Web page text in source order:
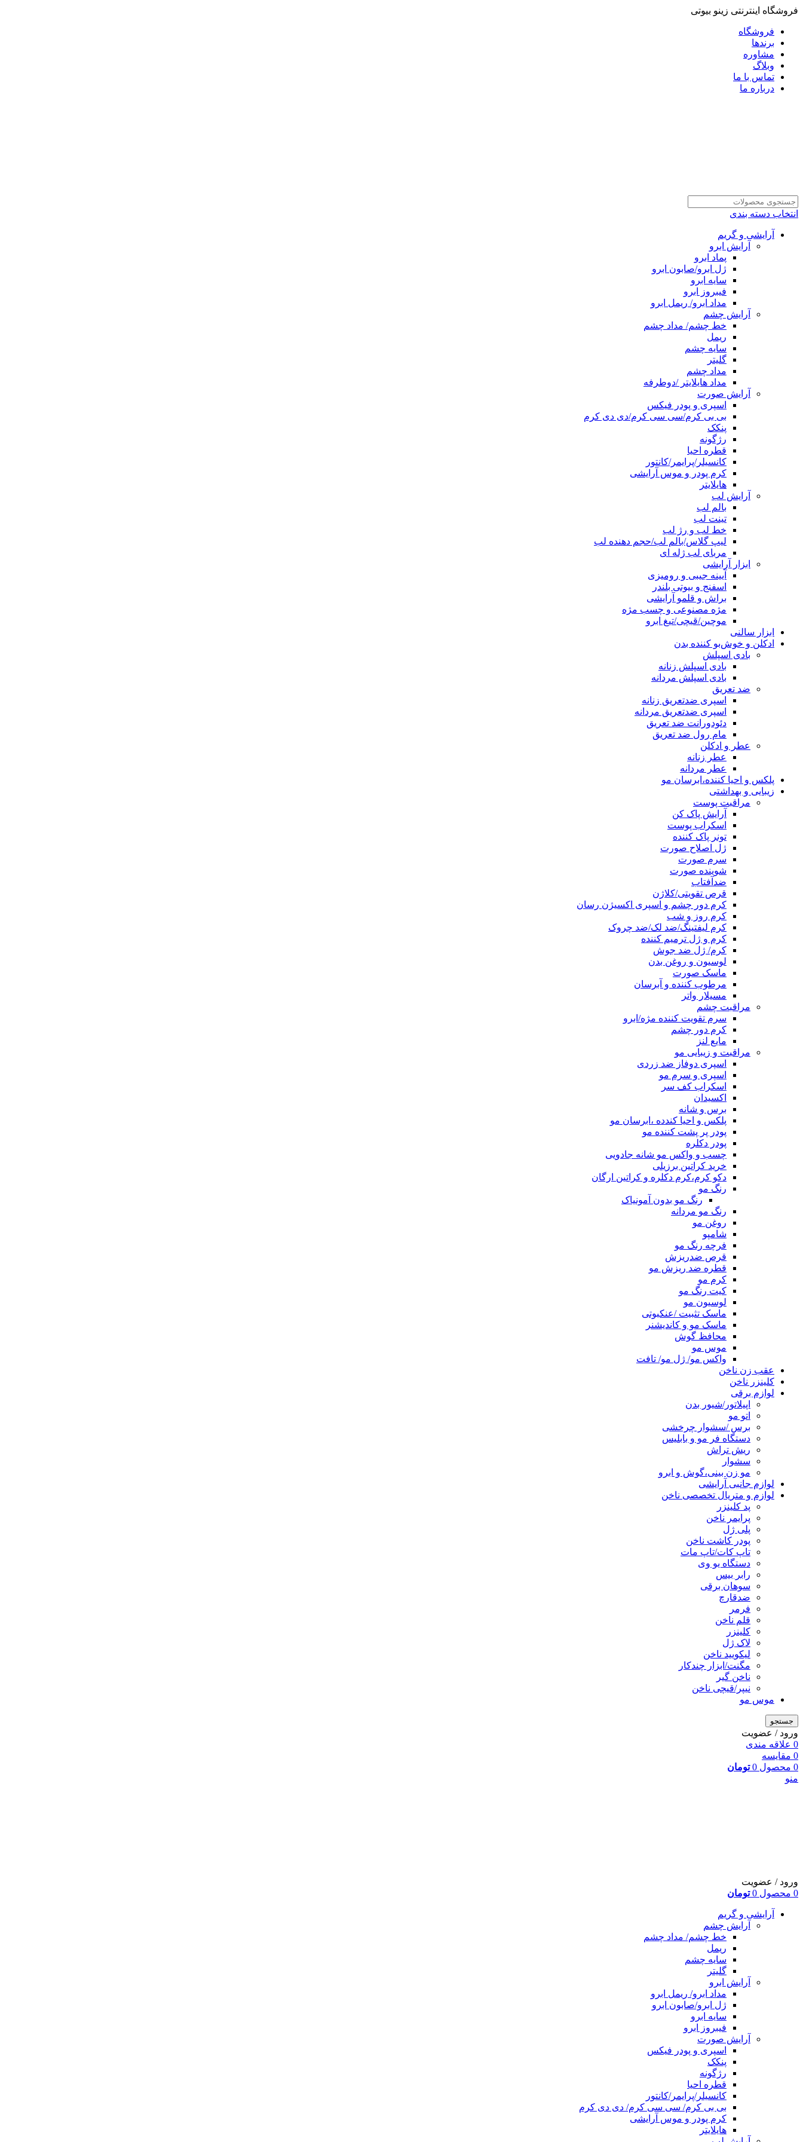
فروشگاه اینترنتی زینو بیوتی
فروشگاه
برندها
مشاوره
وبلاگ
تماس با ما
درباره ما
انتخاب دسته بندی
آرایشی و گریم
آرایش ابرو
پماد ابرو
ژل ابرو/صابون ابرو
سایه ابرو
فیبروز ابرو
مداد ابرو/ ریمل ابرو
آرایش چشم
خط چشم/ مداد چشم
ریمل
سایه چشم
گلیتر
مداد چشم
مداد هایلایتر /دوطرفه
آرایش صورت
اسپری و پودر فیکس
بی بی کرم/سی سی کرم/دی دی کرم
پنکک
رژگونه
قطره احیا
کانسیلر/پرایمر/کانتور
کرم پودر و موس آرایشی
هایلایتر
آرایش لب
بالم لب
تینت لب
خط لب و رژ لب
لیپ گلاس/بالم لب/حجم دهنده لب
مربای لب ژله ای
ابزار آرایشی
آیینه جیبی و رومیزی
اسفنج و بیوتی بلندر
براش و قلمو آرایشی
مژه مصنوعی و چسب مژه
موچین/قیچی/تیغ ابرو
ابزار سالنی
ادکلن و خوش‌بو کننده بدن
بادی اسپلش
بادی اسپلش زنانه
بادی اسپلش مردانه
ضد تعریق
اسپری ضدتعریق زنانه
اسپری ضدتعریق مردانه
دئودورانت ضد تعریق
مام رول ضد تعریق
عطر و ادکلن
عطر زنانه
عطر مردانه
پلکس و احیا کننده،ابرسان مو
زیبایی و بهداشتی
مراقبت پوست
آرایش پاک کن
اسکراب پوست
تونر پاک کننده
ژل اصلاح صورت
سرم صورت
شوینده صورت
ضدآفتاب
قرص تقویتی/کلاژن
کرم دور چشم و اسپری اکسیژن رسان
کرم روز و شب
کرم لیفتینگ/ضد لک/ضد چروک
کرم و ژل ترمیم کننده
کرم/ ژل ضد جوش
لوسیون و روغن بدن
ماسک صورت
مرطوب کننده و آبرسان
مسیلار واتر
مراقبت چشم
سرم تقویت کننده مژه/ابرو
کرم دور چشم
مایع لنز
مراقبت و زیبایی مو
اسپری دوفاز ضد زردی
اسپری و سرم مو
اسکراب کف سر
اکسیدان
برس و شانه
پلکس و احیا کندده ،ابرسان مو
پودر پر پشت کننده مو
پودر دکلره
چسب و واکس مو شانه جادویی
خرید کراتین برزیلی
دکو کرم،کرم دکلره و کراتین ارگان
رنگ مو
رنگ مو بدون آمونیاک
رنگ مو مردانه
روغن مو
شامپو
فرچه رنگ مو
قرص ضدریزش
قطره ضد ریزش مو
کرم مو
کیت رنگ مو
لوسیون مو
ماسک تثبیت /عنکبوتی
ماسک مو و کاندیشنر
محافظ گوش
موس مو
واکس مو/ ژل مو/ تافت
عقب زن ناخن
کلینزر ناخن
لوازم برقی
اپیلاتور/شیور بدن
اتو مو
برس /سشوار چرخشی
دستگاه فر مو و بابلیس
ریش تراش
سشوار
مو زن بینی،گوش و ابرو
لوازم جانبی آرایشی
لوازم و متریال تخصصی ناخن
پد کلینزر
پرایمر ناخن
پلی ژل
پودر کاشت ناخن
تاپ کات/تاپ مات
دستگاه یو وی
رابر بیس
سوهان برقی
ضدقارچ
فرمر
قلم ناخن
کلینزر
لاک ژل
لیکوييد ناخن
مگنت/ابزار چندکار
ناخن گیر
نیپر/قیچی ناخن
موس مو
جستجو
ورود / عضویت
0 علاقه مندی
0 مقایسه
0 محصول 0 تومان
منو
ورود / عضویت
0 محصول 0 تومان
آرایشی و گریم
آرایش چشم
خط چشم/ مداد چشم
ریمل
سایه چشم
گلیتر
آرایش ابرو
مداد ابرو/ ریمل ابرو
ژل ابرو/صابون ابرو
سایه ابرو
فیبروز ابرو
آرایش صورت
اسپری و پودر فیکس
پنکک
رژگونه
قطره احیا
کانسیلر/پرایمر/کانتور
بی بی کرم/ سی سی کرم/ دی دی کرم
کرم پودر و موس آرایشی
هایلایتر